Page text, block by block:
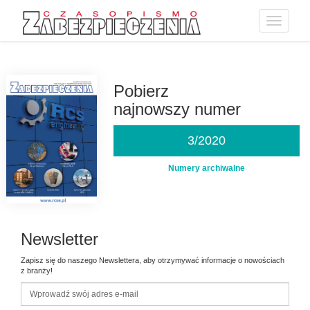
Toggle
Pobierz
najnowszy numer
3/2020
Numery archiwalne
Newsletter
Zapisz się do naszego Newslettera, aby otrzymywać informacje o nowościach
z branży!